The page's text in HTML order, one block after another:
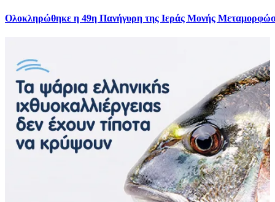
Ολοκληρώθηκε η 49η Πανήγυρη της Ιεράς Μονής